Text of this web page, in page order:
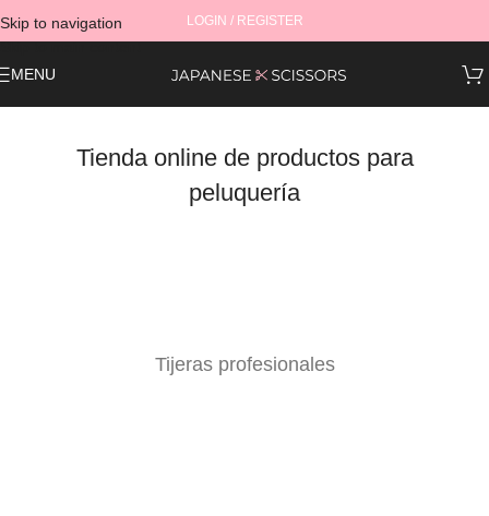
Skip to navigation
Skip to main content
LOGIN / REGISTER
MENU
Tienda online de productos para
peluquería
Tijeras profesionales